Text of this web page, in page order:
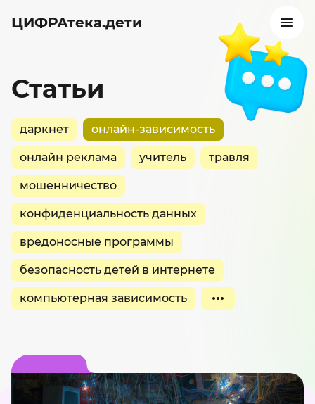
ЦИФРАтека.дети
Статьи
даркнет онлайн-зависимость
онлайн реклама учитель травля
мошенничество
конфиденциальность данных
вредоносные программы
безопасность детей в интернете
компьютерная зависимость